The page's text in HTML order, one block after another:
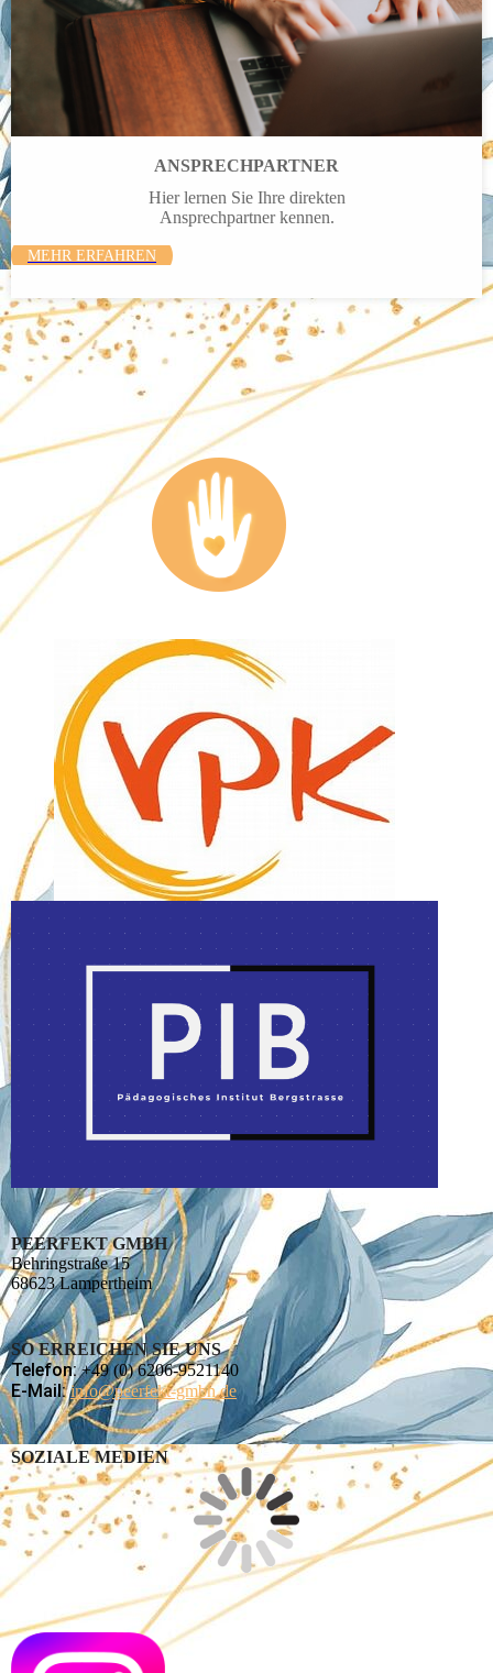
ANSPRECH­PARTNER
Hier lernen Sie Ihre direkten
Ansprech­partner kennen.
MEHR ERFAHREN
PEERFEKT GMBH
Behringstraße 15
68623 Lampertheim
SO ERREICHEN SIE UNS
Telefon:+49 (0) 6206-9521140
E-Mail: info@peerfekt-gmbh.de
SOZIALE MEDIEN